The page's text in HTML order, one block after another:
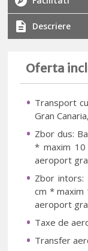
Descriere
Oferta
Transport
Gran
Zbor dus:
* maxim 10
aeroport
Zbor intors:
cm * maxim
aeroport
Taxe de
Transfer